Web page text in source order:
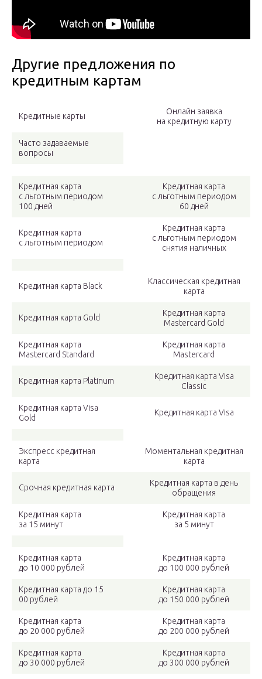
Другие предложения по
кредитным картам
Кредитные карты
Онлайн заявка
на кредитную карту
Часто задаваемые
вопросы
Кредитная карта
с льготным периодом
100 дней
Кредитная карта
с льготным периодом
60 дней
Кредитная карта
с льготным периодом
Кредитная карта
с льготным периодом
снятия наличных
Кредитная карта Black
Классическая кредитная
карта
Кредитная карта Gold
Кредитная карта
Mastercard Gold
Кредитная карта
Mastercard Standard
Кредитная карта
Mastercard
Кредитная карта Platinum
Кредитная карта Visa
Classic
Кредитная карта Visa
Gold
Кредитная карта Visa
Экспресс кредитная
карта
Моментальная кредитная
карта
Срочная кредитная карта
Кредитная карта в день
обращения
Кредитная карта
за 15 минут
Кредитная карта
за 5 минут
Кредитная карта
до 10 000 рублей
Кредитная карта
до 100 000 рублей
Кредитная карта до 15
00 рублей
Кредитная карта
до 150 000 рублей
Кредитная карта
до 20 000 рублей
Кредитная карта
до 200 000 рублей
Кредитная карта
до 30 000 рублей
Кредитная карта
до 300 000 рублей